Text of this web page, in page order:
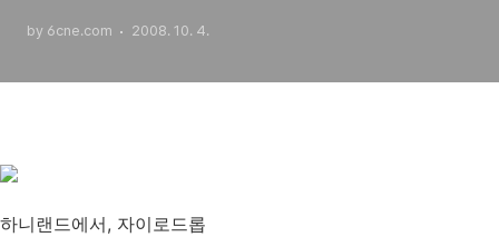
by 6cne.com 2008. 10. 4.
하니랜드에서, 자이로드롭